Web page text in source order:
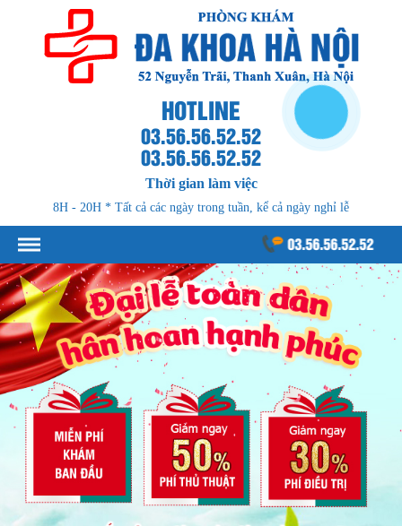
HOTLINE
03.56.56.52.52
03.56.56.52.52
Thời gian làm việc
8H - 20H * Tất cả các ngày trong tuần, kể cả ngày nghỉ lễ
03.56.56.52.52